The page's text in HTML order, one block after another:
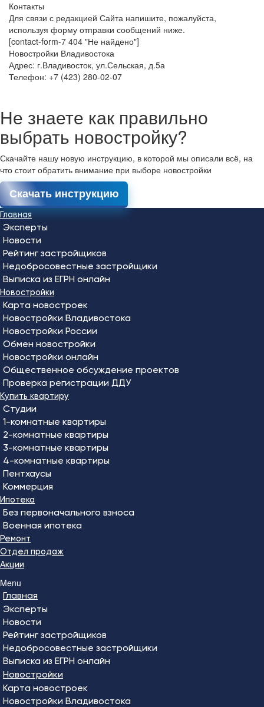
Контакты
Для связи с редакцией Сайта напишите, пожалуйста,
используя форму отправки сообщений ниже.
[contact-form-7 404 "Не найдено"]
Новостройки Владивостока
Адрес: г.Владивосток, ул.Сельская, д.5а
Телефон: +7 (423) 280-02-07
Не знаете как правильно
выбрать новостройку?
Скачайте нашу новую инструкцию, в которой мы описали всё, на
что стоит обратить внимание при выборе новостройки
Скачать инструкцию
Главная
Эксперты
Новости
Рейтинг застройщиков
Недобросовестные застройщики
Выписка из ЕГРН онлайн
Новостройки
Карта новостроек
Новостройки Владивостока
Новостройки России
Обмен новостройки
Новостройки онлайн
Общественное обсуждение проектов
Проверка регистрации ДДУ
Купить квартиру
Студии
1-комнатные квартиры
2-комнатные квартиры
3-комнатные квартиры
4-комнатные квартиры
Пентхаусы
Коммерция
Ипотека
Без первоначального взноса
Военная ипотека
Ремонт
Отдел продаж
Акции
Menu
Главная
Эксперты
Новости
Рейтинг застройщиков
Недобросовестные застройщики
Выписка из ЕГРН онлайн
Новостройки
Карта новостроек
Новостройки Владивостока